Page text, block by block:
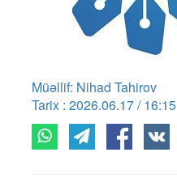
Müəllif: Nihad Tahirov
Tarix : 2026.06.17 / 16:15